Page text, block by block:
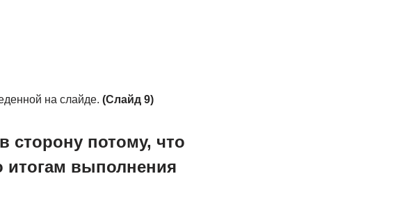
на слайде. (Слайд 9)
сторону потому, что
итогам выполнения